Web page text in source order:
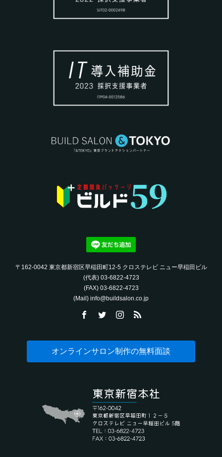
〒162-0042 東京都新宿区早稲田町12-5 クロステレビ ニュー早稲田ビル
(代表) 03-6822-4723‬
(FAX) 03-6822-4723‬
(Mail) info@buildsalon.co.jp
オンラインサロン制作の無料面談